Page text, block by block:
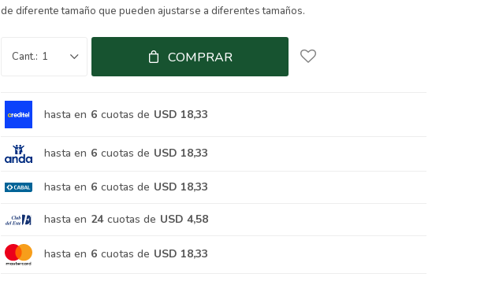
de diferente tamaño que pueden ajustarse a diferentes tamaños.
1 COMPRAR
hasta en 6 cuotas de USD 18,33
hasta en 6 cuotas de USD 18,33
hasta en 6 cuotas de USD 18,33
hasta en 24 cuotas de USD 4,58
hasta en 6 cuotas de USD 18,33